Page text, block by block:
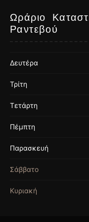
Ωράριο
Ραντεβού
Δευτέρα
Τρίτη
Τετάρτη
Πέμπτη
Παρασκευή
Σάββατο
Κυριακή